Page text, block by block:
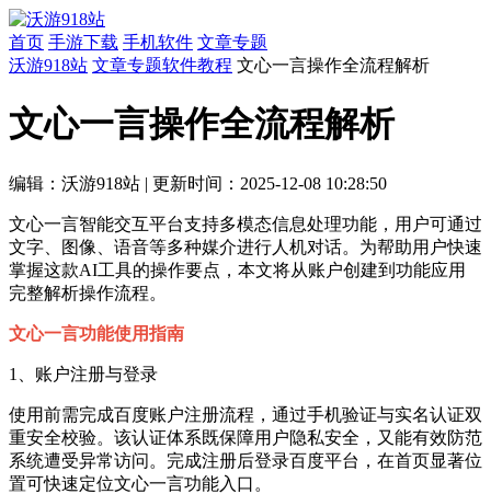
首页 手游下载 手机软件 文章专题
沃游918站 文章专题软件教程 文心一言操作全流程解析
文心一言操作全流程解析
编辑：沃游918站 | 更新时间：2025-12-08 10:28:50
文心一言智能交互平台支持多模态信息处理功能，用户可通过
文字、图像、语音等多种媒介进行人机对话。为帮助用户快速
掌握这款AI工具的操作要点，本文将从账户创建到功能应用
完整解析操作流程。
文心一言功能使用指南
1、账户注册与登录
使用前需完成百度账户注册流程，通过手机验证与实名认证双
重安全校验。该认证体系既保障用户隐私安全，又能有效防范
系统遭受异常访问。完成注册后登录百度平台，在首页显著位
置可快速定位文心一言功能入口。